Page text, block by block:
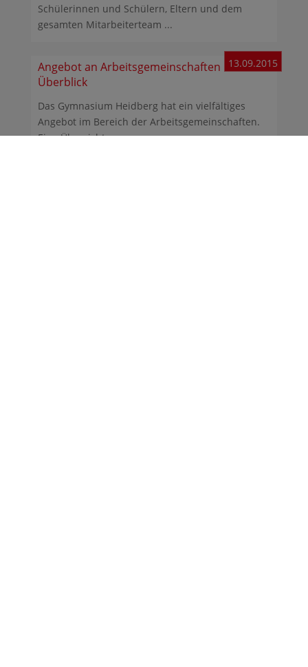
Schülerinnen und Schülern, Eltern und dem
gesamten Mitarbeiterteam ...
Angebot an Arbeitsgemeinschaften im
Überblick
13.09.2015
Das Gymnasium Heidberg hat ein vielfältiges
Angebot im Bereich der Arbeitsgemeinschaften.
Eine Übersicht ...